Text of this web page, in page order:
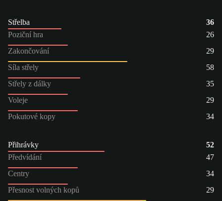
Střelba
36
Poziční hra
26
Zakončování
29
Síla střely
58
Střely z dálky
35
Voleje
29
Pokutové kopy
34
Přihrávky
52
Předvídání
47
Centry
34
Přesnost volných kopů
29